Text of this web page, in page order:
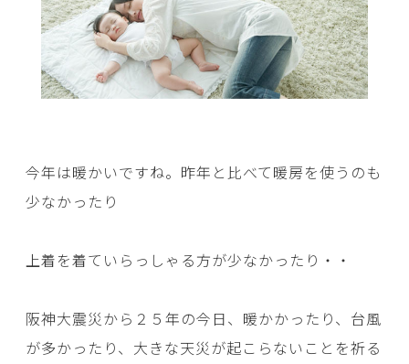
今年は暖かいですね。昨年と比べて暖房を使うのも
少なかったり
上着を着ていらっしゃる方が少なかったり・・
阪神大震災から２５年の今日、暖かかったり、台風
が多かったり、大きな天災が起こらないことを祈る